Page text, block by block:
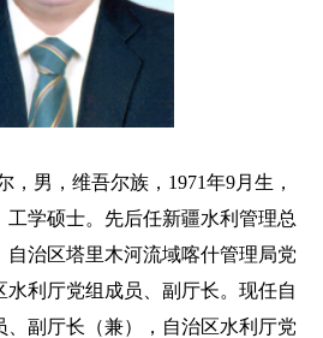
，男，维吾尔族，1971年9月生，
学硕士。先后任新疆水利管理总
治区塔里木河流域喀什管理局党
利厅党组成员、副厅长。现任自
副厅长（兼），自治区水利厅党